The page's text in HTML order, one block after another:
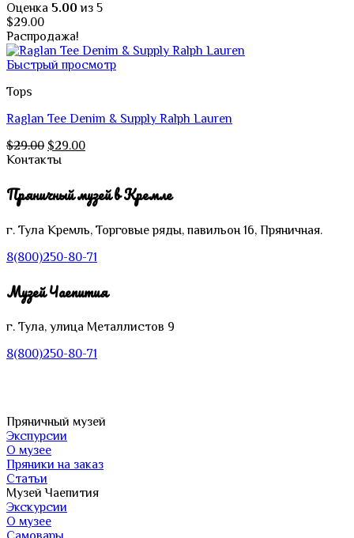
Оценка 5.00из 5
$29.00
Распродажа!
Быстрый просмотр
Tops
Raglan Tee Denim & Supply Ralph Lauren
$29.00 Первоначальная
цена
$29.00.
$29.00Текущая
Контакты
Пряничный музей в Кремле
г. Тула Кремль, Торговые ряды, павильон 16, Пряничная.
8(800)250-80-71
Музей Чаепития
г. Тула, улица Металлистов 9
8(800)250-80-71
Пряничный музей
Экспурсии
О музее
Пряники на заказ
Статьи
Музей Чаепития
Экскурсии
О музее